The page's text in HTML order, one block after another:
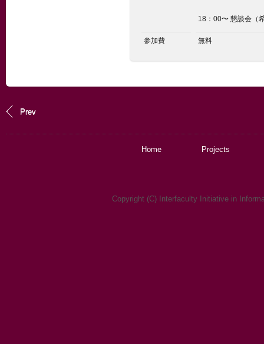
18：00〜 懇談会（
参加費 無料
Prev
Home Projects
Copyright (C) Interfaculty Initiative in